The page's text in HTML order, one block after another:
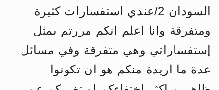
اقرأ هذا الكتاب وتعرّف على حقيقة
الحجّ.. دلالات، حِكم، وأهداف >> المزيد
السودان 2/عندي استفسارات كثيرة
ومتفرقة وانا اعلم انكم مررتم بمثل
إستفساراتي وهي متفرقة وفي مسائل
عدة ما اريدة منكم هو ان تكونوا